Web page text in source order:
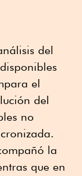
del
el
del
no
la
que en